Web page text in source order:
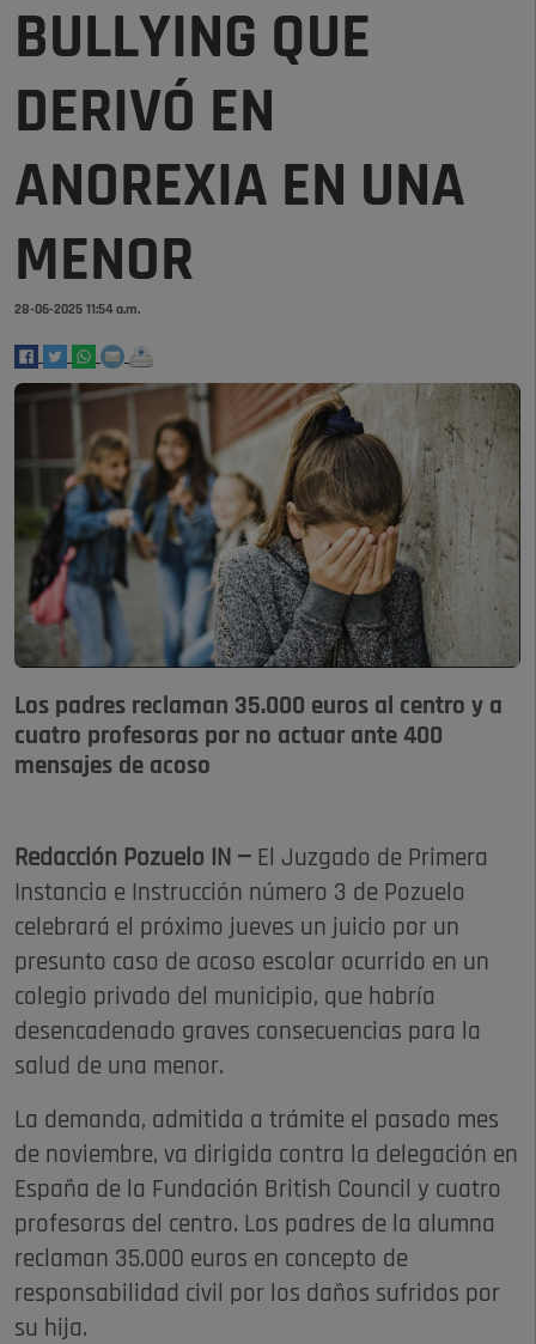
BULLYING QUE
DERIVÓ EN
ANOREXIA EN UNA
MENOR
28-06-2025 11:54 a.m.
Los padres reclaman 35.000 euros al centro y a
cuatro profesoras por no actuar ante 400
mensajes de acoso
Redacción Pozuelo IN — El Juzgado de Primera
Instancia e Instrucción número 3 de Pozuelo
celebrará el próximo jueves un juicio por un
presunto caso de acoso escolar ocurrido en un
colegio privado del municipio, que habría
desencadenado graves consecuencias para la
salud de una menor.
La demanda, admitida a trámite el pasado mes
de noviembre, va dirigida contra la delegación en
España de la Fundación British Council y cuatro
profesoras del centro. Los padres de la alumna
reclaman 35.000 euros en concepto de
responsabilidad civil por los daños sufridos por
su hija.